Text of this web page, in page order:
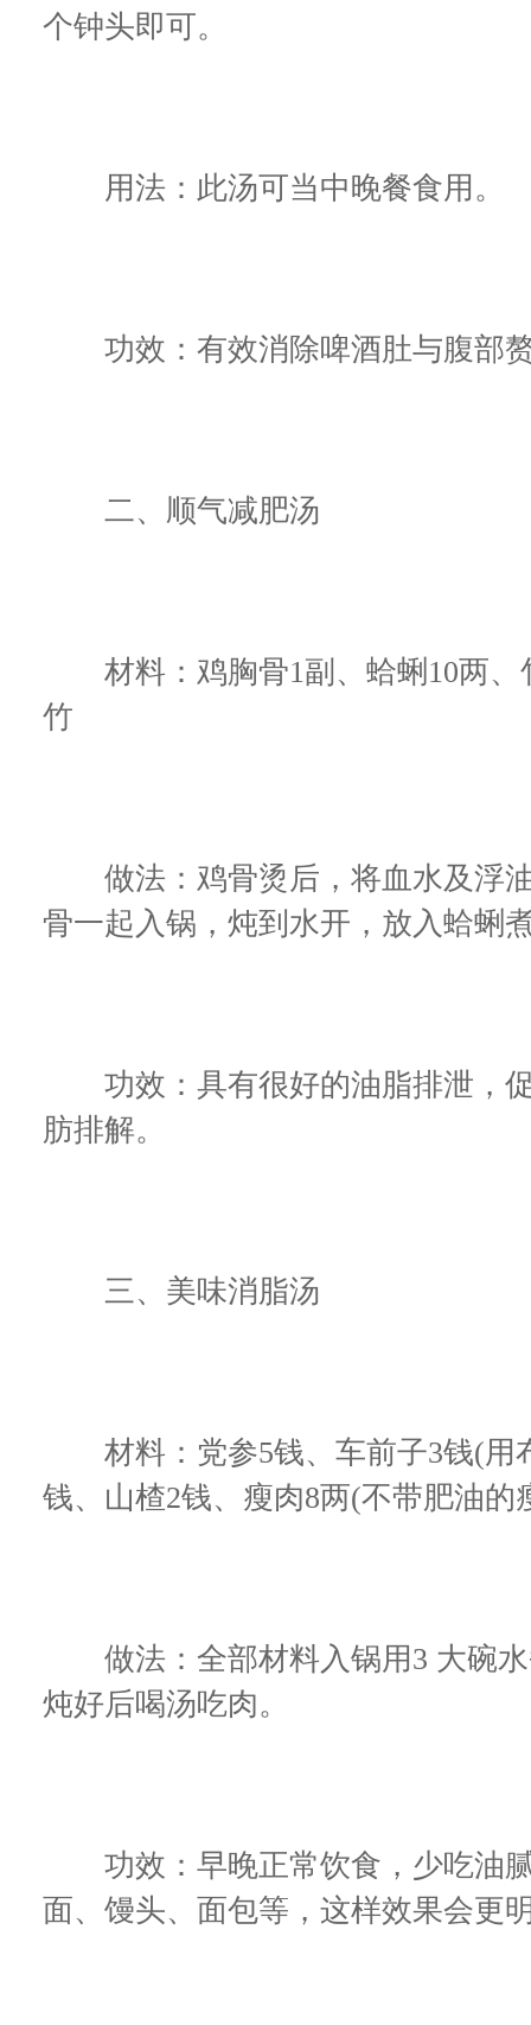
个钟头即可。
用法：此汤可当中晚餐食用。
功效：有效消除啤酒肚与腹部
二、顺气减肥汤
材料：鸡胸骨1副、蛤蜊10两、
竹
做法：鸡骨烫后，将血水及浮油
骨一起入锅，炖到水开，放入蛤蜊
功效：具有很好的油脂排泄，促
肪排解。
三、美味消脂汤
材料：党参5钱、车前子3钱(用
钱、山楂2钱、瘦肉8两(不带肥油的
做法：全部材料入锅用3 大碗水
炖好后喝汤吃肉。
功效：早晚正常饮食，少吃油腻
面、馒头、面包等，这样效果会更